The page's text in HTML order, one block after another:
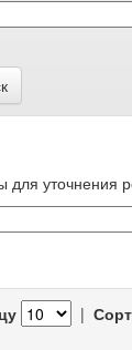
для уточнения
|